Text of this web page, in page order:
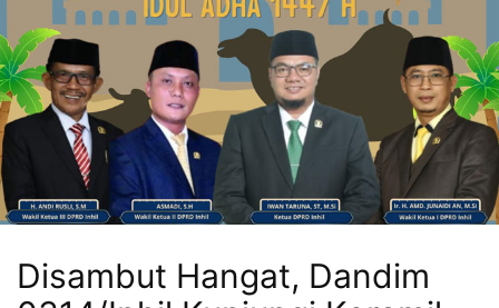
Disambut Hangat, Dandim